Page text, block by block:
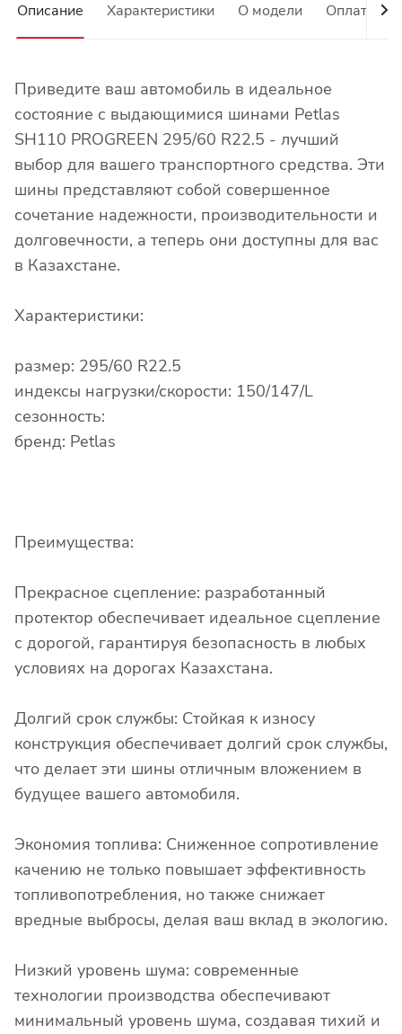
Описание Характеристики О модели Оплата
Приведите ваш автомобиль в идеальное
состояние с выдающимися шинами Petlas
SH110 PROGREEN 295/60 R22.5 - лучший
выбор для вашего транспортного средства. Эти
шины представляют собой совершенное
сочетание надежности, производительности и
долговечности, а теперь они доступны для вас
в Казахстане.
Характеристики:
размер: 295/60 R22.5
индексы нагрузки/скорости: 150/147/L
сезонность:
бренд: Petlas
Преимущества:
Прекрасное сцепление: разработанный
протектор обеспечивает идеальное сцепление
с дорогой, гарантируя безопасность в любых
условиях на дорогах Казахстана.
Долгий срок службы: Стойкая к износу
конструкция обеспечивает долгий срок службы,
что делает эти шины отличным вложением в
будущее вашего автомобиля.
Экономия топлива: Сниженное сопротивление
качению не только повышает эффективность
топливопотребления, но также снижает
вредные выбросы, делая ваш вклад в экологию.
Низкий уровень шума: современные
технологии производства обеспечивают
минимальный уровень шума, создавая тихий и